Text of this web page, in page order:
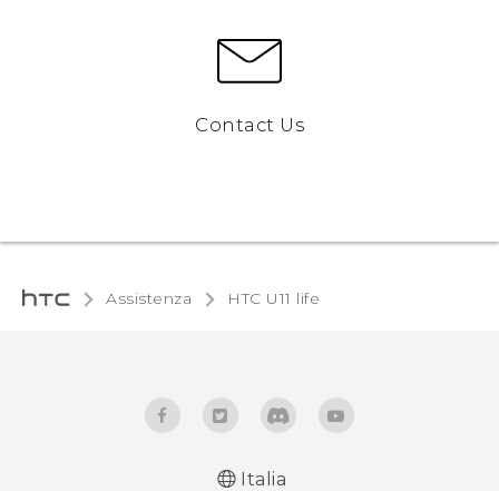
Contact Us
Assistenza HTC U11 life‎
Italia